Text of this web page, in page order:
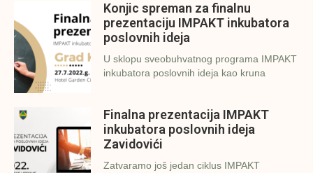
Konjic spreman za finalnu
prezentaciju IMPAKT inkubatora
poslovnih ideja
U sklopu sveobuhvatnog programa IMPAKT
inkubatora poslovnih ideja kao kruna
Finalna prezentacija IMPAKT
inkubatora poslovnih ideja
Zavidovići
Zatvaramo još jedan ciklus IMPAKT